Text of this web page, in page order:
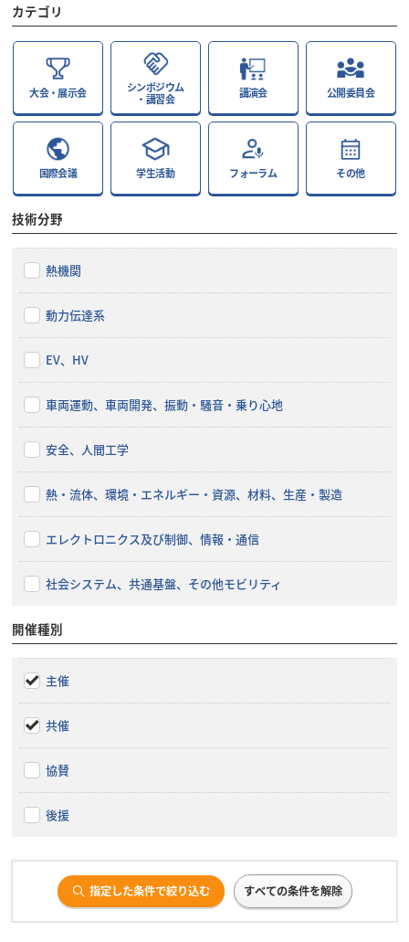
カテゴリ
大会・展示会
シンポジウム
・講習会
講演会 公開委員会
国際会議 学生活動 フォーラム その他
技術分野
熱機関
動力伝達系
EV、HV
車両運動、車両開発、振動・騒音・乗り心地
安全、人間工学
熱・流体、環境・エネルギー・資源、材料、生産・製造
エレクトロニクス及び制御、情報・通信
社会システム、共通基盤、その他モビリティ
開催種別
主催
共催
協賛
後援
指定した条件で絞り込む すべての条件を解除